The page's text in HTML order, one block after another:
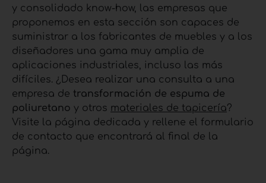
y consolidado know-how, las empresas que
proponemos en esta sección son capaces de
suministrar a los fabricantes de muebles y a los
diseñadores una gama muy amplia de
aplicaciones industriales, incluso las más
difíciles. ¿Desea realizar una consulta a una
empresa de transformación de espuma de
poliuretano y otros materiales de tapicería?
Visite la página dedicada y rellene el formulario
de contacto que encontrará al final de la
página.